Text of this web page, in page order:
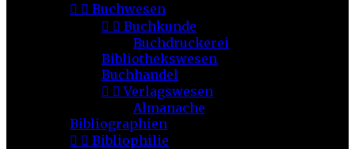
  Buchwesen
  Buchkunde
Buchdruckerei
Bibliothekswesen
Buchhandel
  Verlagswesen
Almanache
Bibliographien
  Bibliophilie